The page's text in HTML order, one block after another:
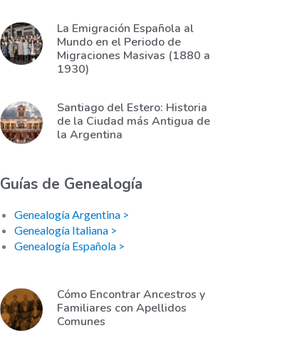
La Emigración Española al
Mundo en el Periodo de
Migraciones Masivas (1880 a
1930)
Santiago del Estero: Historia
de la Ciudad más Antigua de
la Argentina
Guías de Genealogía
Genealogía Argentina >
Genealogía Italiana >
Genealogía Española >
Cómo Encontrar Ancestros y
Familiares con Apellidos
Comunes